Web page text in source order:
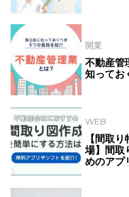
開業
不動産管
知ってお
WEB
【間取
場】間取
めのアプ